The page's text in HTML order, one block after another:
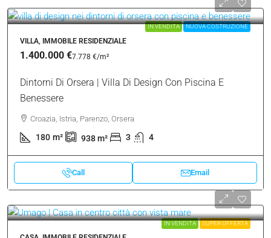
IN VENDITA NUOVA COSTRUZIONE
VILLA, IMMOBILE RESIDENZIALE
1.400.000 €7.778 €/m²
Dintorni Di Orsera | Villa Di Design Con Piscina E
Benessere
Croazia, Istria, Parenzo, Orsera
180 m² 938m² 3 4
Call Email
IN VENDITA SUPER OFFERTA